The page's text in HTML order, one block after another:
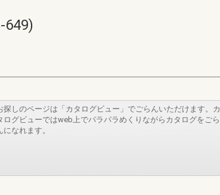
649)
探しのページは「カタログビュー」でごらんいただけます。カ
ログビューではweb上でパラパラめくりながらカタログをごら
になれます。